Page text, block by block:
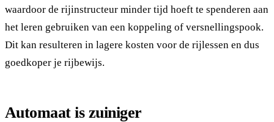
waardoor de rijinstructeur minder tijd hoeft te spenderen aan
het leren gebruiken van een koppeling of versnellingspook.
Dit kan resulteren in lagere kosten voor de rijlessen en dus
goedkoper je rijbewijs.
Automaat is zuiniger